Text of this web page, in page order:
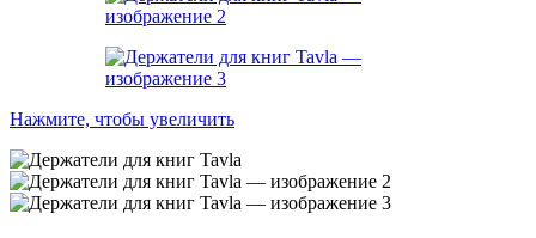
Нажмите, чтобы увеличить